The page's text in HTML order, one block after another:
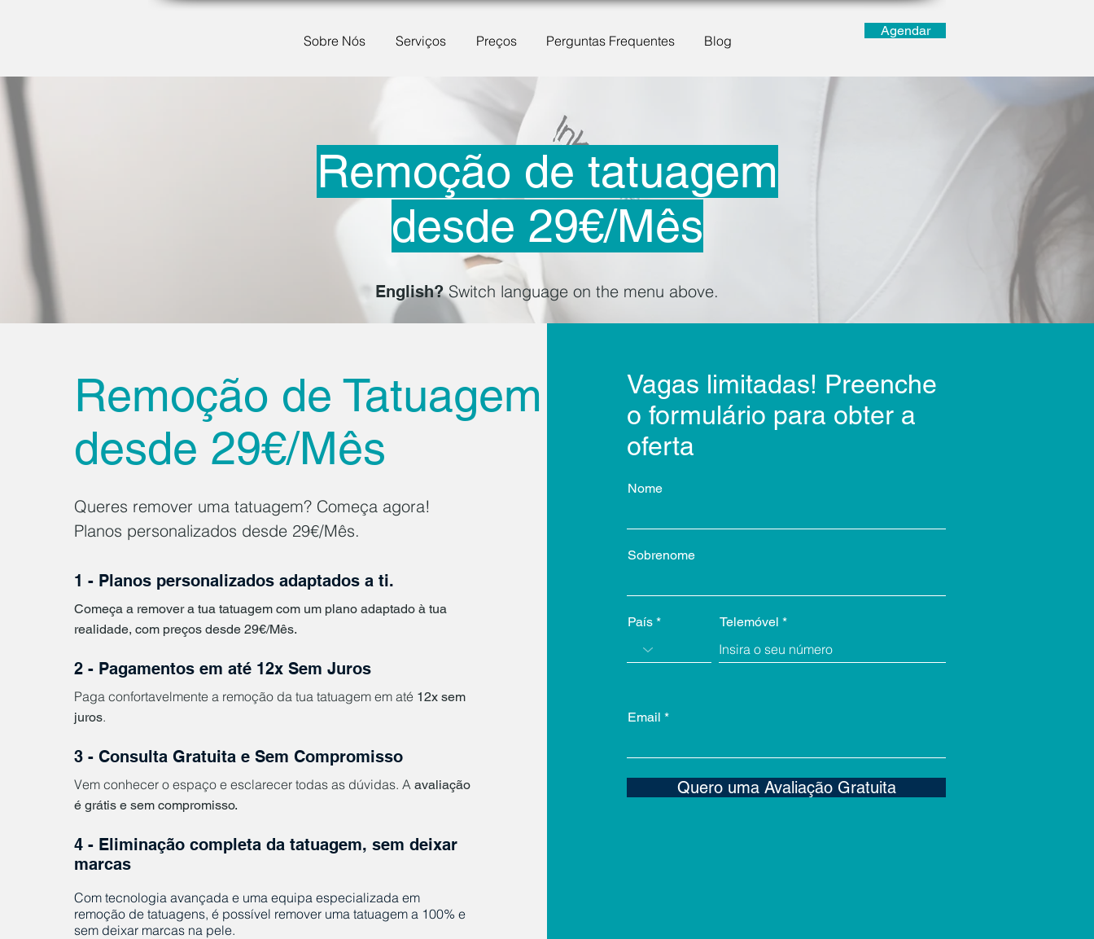
Sobre Nós Serviços Preços Perguntas Frequentes Blog
Agendar
Remoção de tatuagem
desde 29€/Mês
English?Switch language on the menu above.
Remoção de Tatuagem
desde 29€/Mês
Queres remover uma tatuagem? Começa agora!
Planos personalizados desde 29€/Mês.
1 - Planos personalizados adaptados a ti.
Começa a remover a tua tatuagem com um plano adaptado à tua
realidade, com preços desde 29€/Mês.
2 - Pagamentos em até 12x Sem Juros
Paga confortavelmente a remoção da tua tatuagem em até 12x sem
juros.
3 - Consulta Gratuita e Sem Compromisso
Vem conhecer o espaço e esclarecer todas as dúvidas. A avaliação
é grátis e sem compromisso.
4 - Eliminação completa da tatuagem, sem deixar
marcas
Com tecnologia avançada e uma equipa especializada em
remoção de tatuagens, é possível remover uma tatuagem a 100% e
sem deixar marcas na pele.
Vagas limitadas! Preenche
o formulário para obter a
oferta
Nome
Sobrenome
País Telemóvel
Email
Quero uma Avaliação Gratuita